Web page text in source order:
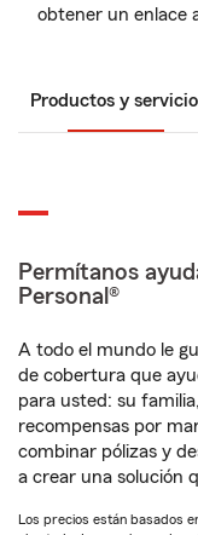
obtener un enlace
Productos y
Permítanos
Personal®
A todo el mundo le
de cobertura que
para usted: su
recompensas por
combinar pólizas y
a crear una solución
Los precios están basados